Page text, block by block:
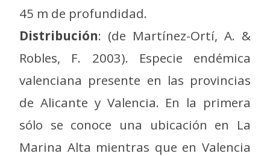
45 m de profundidad.
Distribución: (de Martínez-Ortí, A. &
Robles, F. 2003). Especie endémica
valenciana presente en las provincias
de Alicante y Valencia. En la primera
sólo se conoce una ubicación en La
Marina Alta mientras que en Valencia